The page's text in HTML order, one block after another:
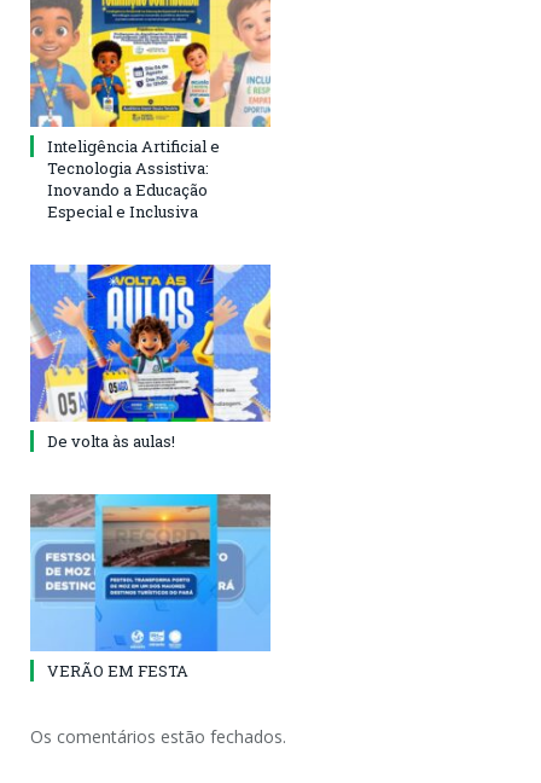
Inteligência Artificial e
Tecnologia Assistiva:
Inovando a Educação
Especial e Inclusiva
De volta às aulas!
VERÃO EM FESTA
Os comentários estão fechados.